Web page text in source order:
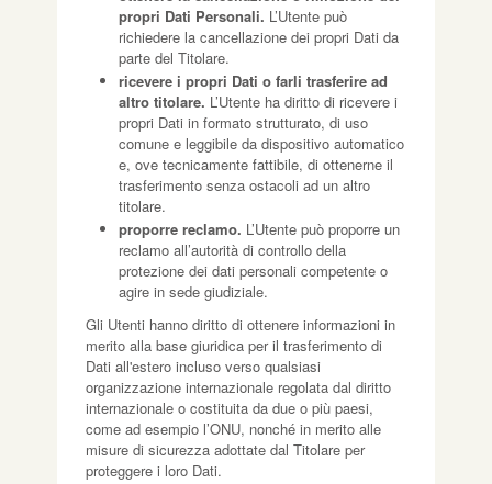
propri Dati Personali. L’Utente può
richiedere la cancellazione dei propri Dati da
parte del Titolare.
ricevere i propri Dati o farli trasferire ad
altro titolare. L’Utente ha diritto di ricevere i
propri Dati in formato strutturato, di uso
comune e leggibile da dispositivo automatico
e, ove tecnicamente fattibile, di ottenerne il
trasferimento senza ostacoli ad un altro
titolare.
proporre reclamo. L’Utente può proporre un
reclamo all’autorità di controllo della
protezione dei dati personali competente o
agire in sede giudiziale.
Gli Utenti hanno diritto di ottenere informazioni in
merito alla base giuridica per il trasferimento di
Dati all'estero incluso verso qualsiasi
organizzazione internazionale regolata dal diritto
internazionale o costituita da due o più paesi,
come ad esempio l’ONU, nonché in merito alle
misure di sicurezza adottate dal Titolare per
proteggere i loro Dati.